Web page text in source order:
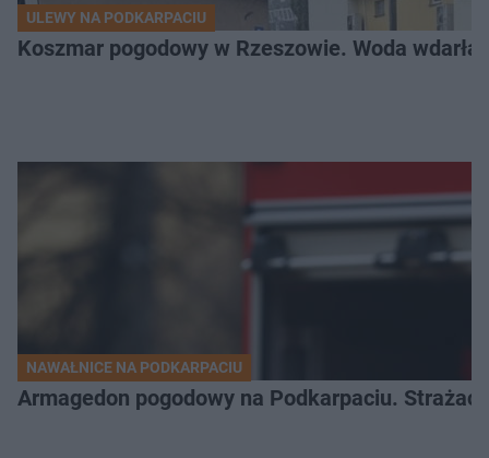
ULEWY NA PODKARPACIU
Koszmar pogodowy w Rzeszowie. Woda
NAWAŁNICE NA PODKARPACIU
Armagedon pogodowy na Podkarpaciu.